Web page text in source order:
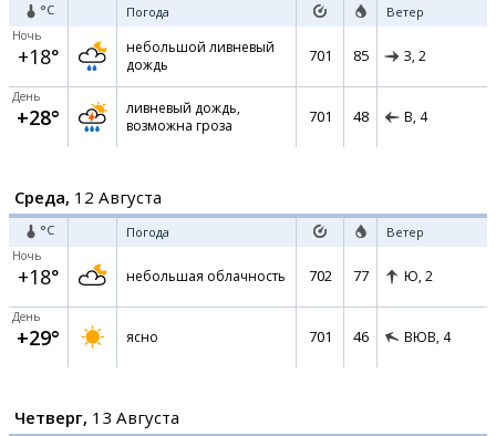
°C Погода Ветер
Ночь
+18°
небольшой ливневый
дождь
701 85 З, 2
День
+28°
ливневый дождь,
возможна гроза
701 48 В, 4
Среда, 12 Августа
°C Погода Ветер
Ночь
+18° небольшая облачность 702 77 Ю, 2
День
+29° ясно 701 46 ВЮВ, 4
Четверг, 13 Августа